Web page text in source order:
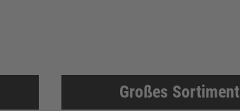
Großes Sortiment